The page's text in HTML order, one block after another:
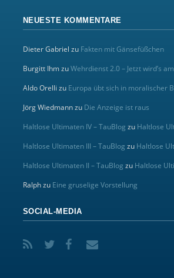
NEUESTE KOMMENTARE
Dieter Gabriel zu Fakten mit Gänsefüßchen
Burgitt IhmzuWehrdienst 2.0 – Jetzt wird’s
Aldo Orelli zu Europa übt sich in moralischer
Jörg Wiedmannzu Die Anzeige ist raus
Haltlose Ultimaten IV – TauBlog zu Haltlose
Haltlose Ultimaten III – TauBlog zu Haltlose
Haltlose Ultimaten II – TauBlog zu Haltlose
Ralphzu Eine gruselige Vorstellung
SOCIAL-MEDIA